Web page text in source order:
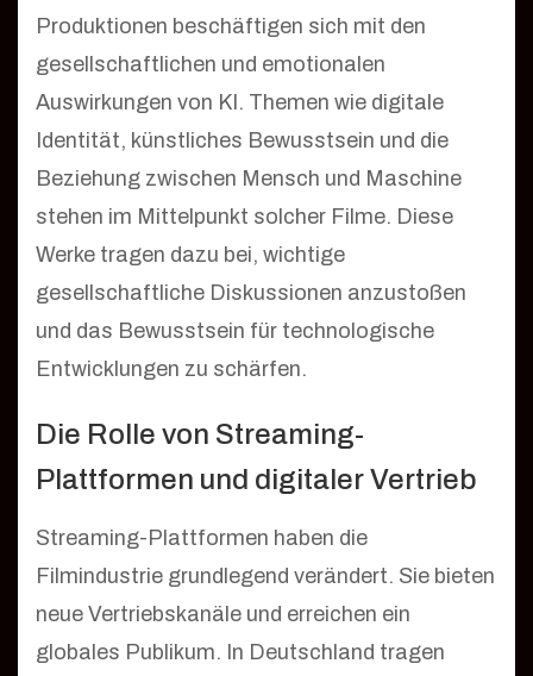
Produktionen beschäftigen sich mit den
gesellschaftlichen und emotionalen
Auswirkungen von KI. Themen wie digitale
Identität, künstliches Bewusstsein und die
Beziehung zwischen Mensch und Maschine
stehen im Mittelpunkt solcher Filme. Diese
Werke tragen dazu bei, wichtige
gesellschaftliche Diskussionen anzustoßen
und das Bewusstsein für technologische
Entwicklungen zu schärfen.
Die Rolle von Streaming-
Plattformen und digitaler Vertrieb
Streaming-Plattformen haben die
Filmindustrie grundlegend verändert. Sie bieten
neue Vertriebskanäle und erreichen ein
globales Publikum. In Deutschland tragen